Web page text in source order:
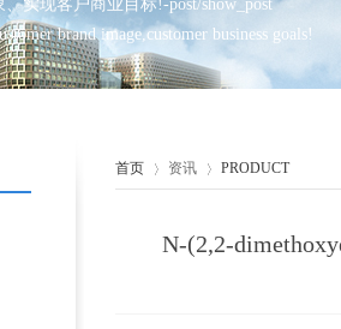
实现客户商业目标!-post/show_post
brand image,customer business goals!
首页 资讯 PRODUCT
N-(2,2-